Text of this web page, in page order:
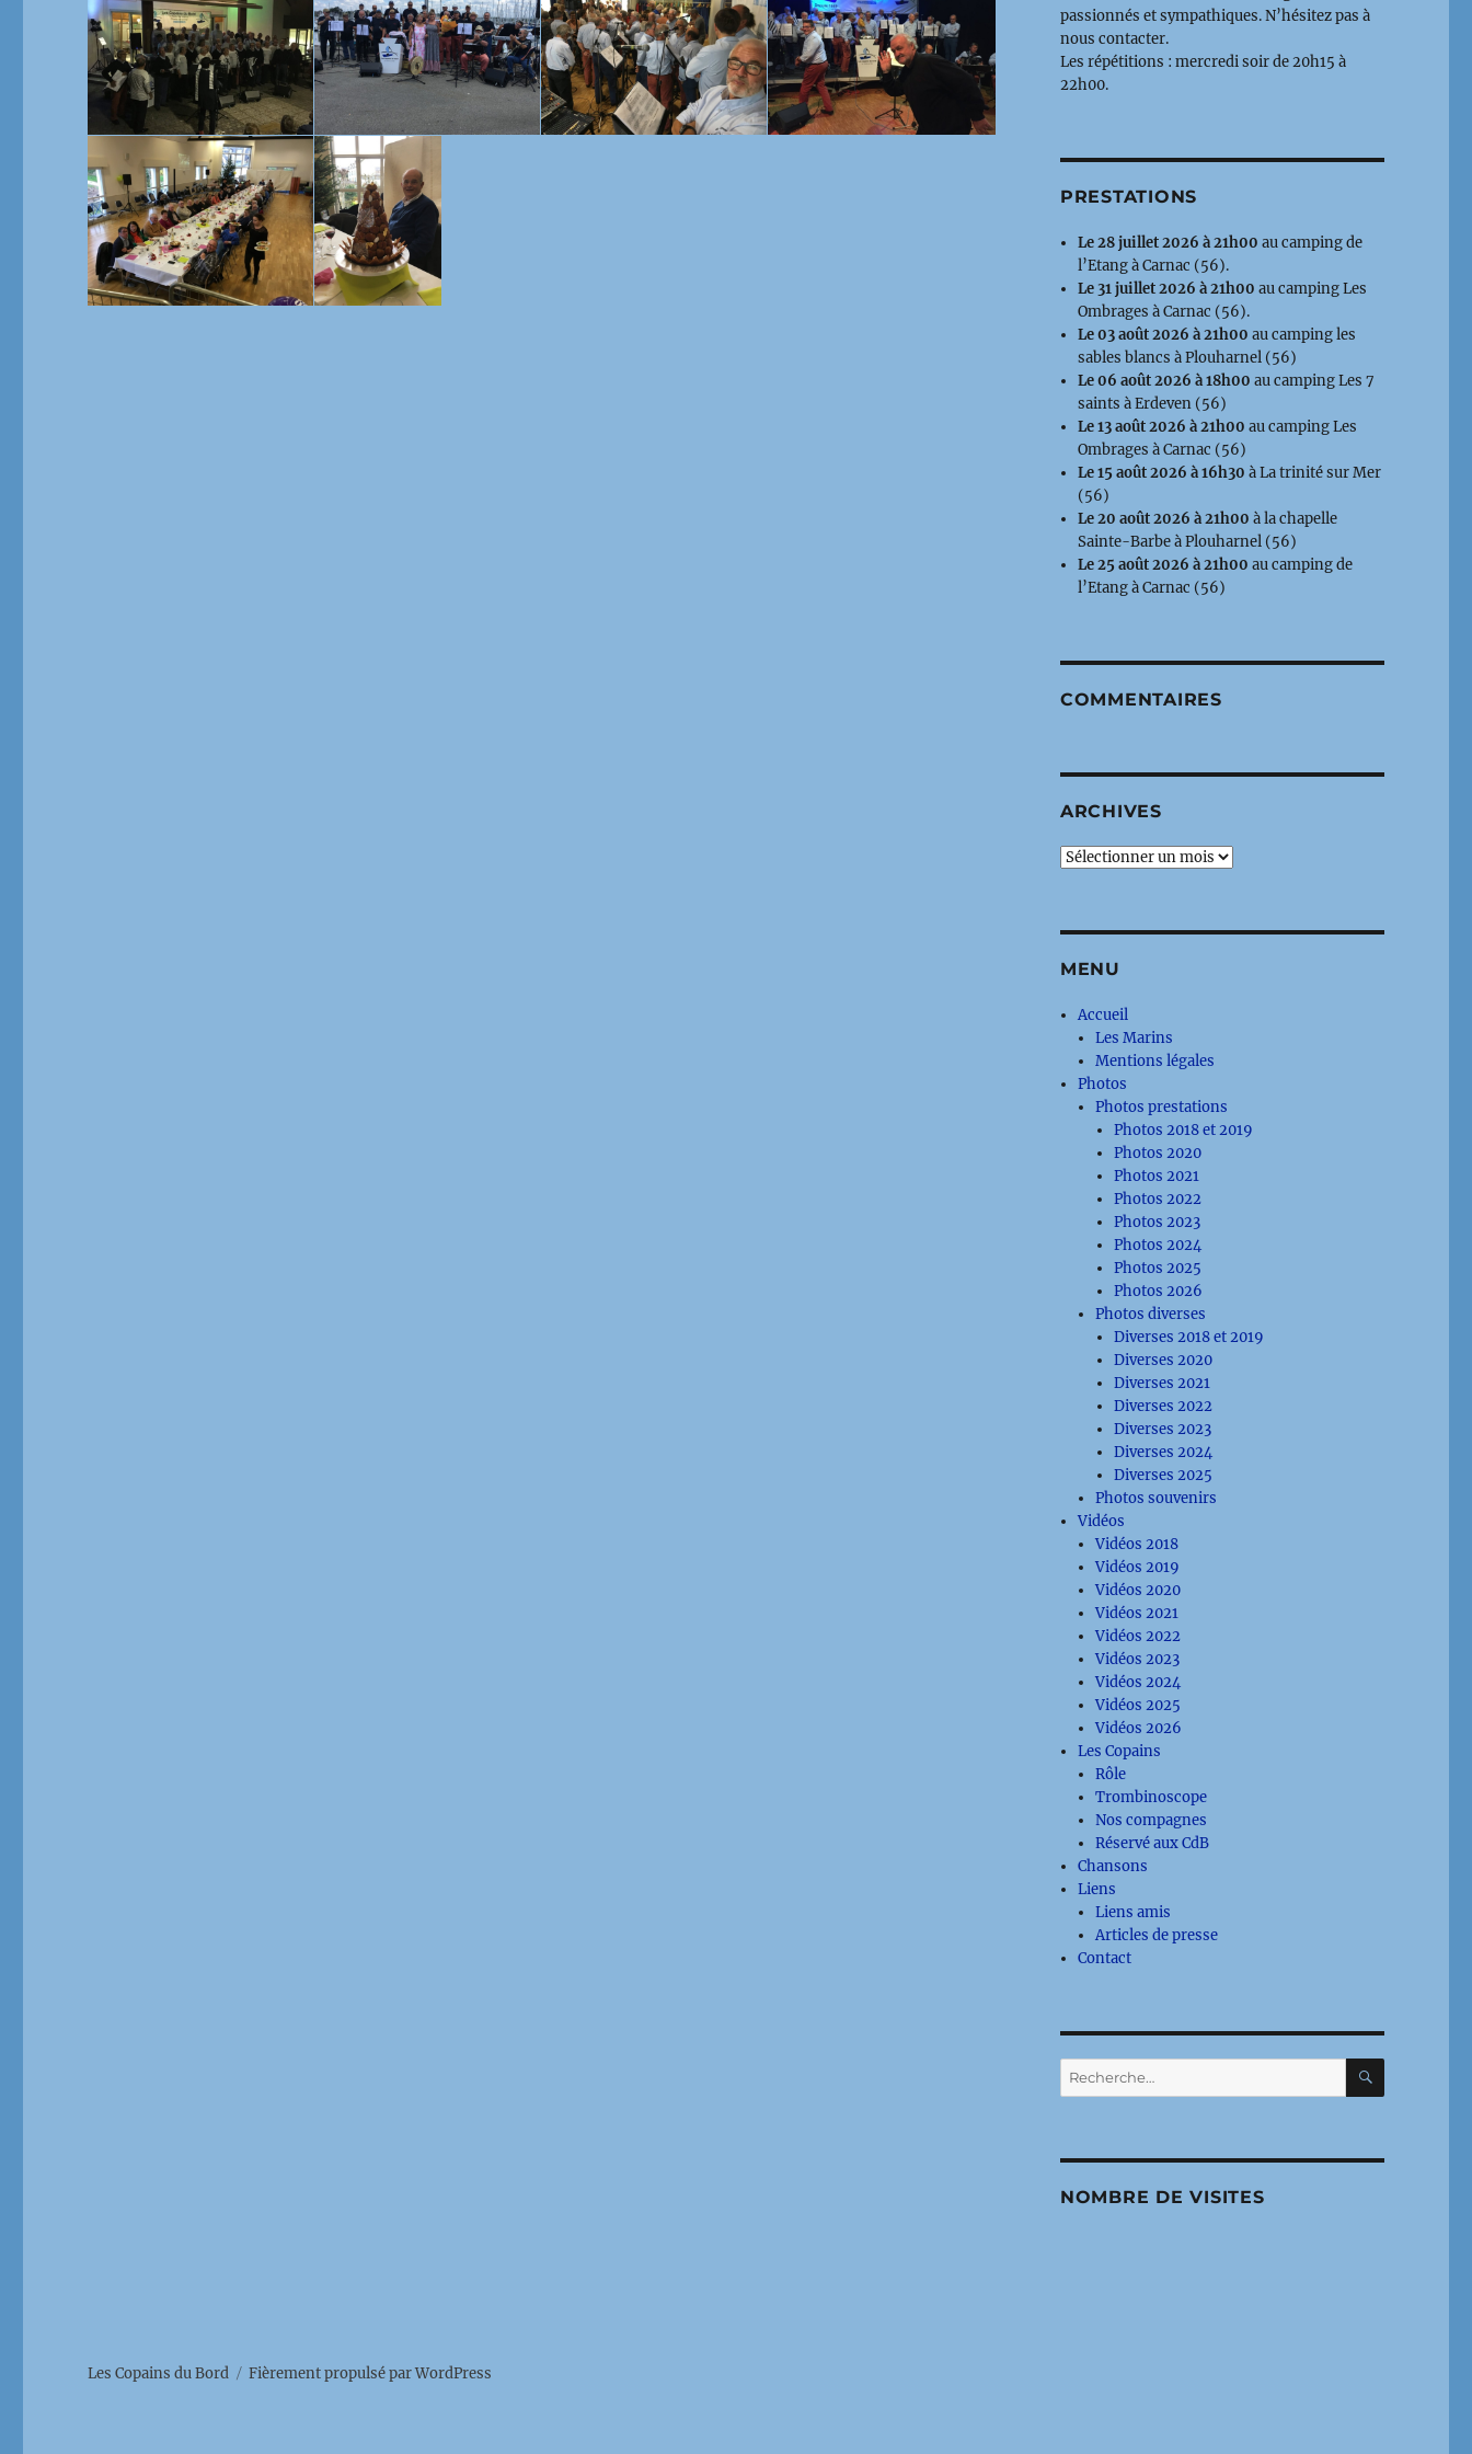
passionnés et sympathiques. N’hésitez pas à
nous contacter.
Les répétitions : mercredi soir de 20h15 à
22h00.
PRESTATIONS
Le 28 juillet 2026 à 21h00 au camping de
l’Etang à Carnac (56).
Le 31 juillet 2026 à 21h00 au camping Les
Ombrages à Carnac (56).
Le 03 août 2026 à 21h00 au camping les
sables blancs à Plouharnel (56)
Le 06 août 2026 à 18h00 au camping Les 7
saints à Erdeven (56)
Le 13 août 2026 à 21h00 au camping Les
Ombrages à Carnac (56)
Le 15 août 2026 à 16h30 à La trinité sur Mer
(56)
Le 20 août 2026 à 21h00 à la chapelle
Sainte-Barbe à Plouharnel (56)
Le 25 août 2026 à 21h00 au camping de
l’Etang à Carnac (56)
COMMENTAIRES
ARCHIVES
Archives
MENU
Accueil
Les Marins
Mentions légales
Photos
Photos prestations
Photos 2018 et 2019
Photos 2020
Photos 2021
Photos 2022
Photos 2023
Photos 2024
Photos 2025
Photos 2026
Photos diverses
Diverses 2018 et 2019
Diverses 2020
Diverses 2021
Diverses 2022
Diverses 2023
Diverses 2024
Diverses 2025
Photos souvenirs
Vidéos
Vidéos 2018
Vidéos 2019
Vidéos 2020
Vidéos 2021
Vidéos 2022
Vidéos 2023
Vidéos 2024
Vidéos 2025
Vidéos 2026
Les Copains
Rôle
Trombinoscope
Nos compagnes
Réservé aux CdB
Chansons
Liens
Liens amis
Articles de presse
Contact
Recherche
pour :
NOMBRE DE VISITES
Les Copains du Bord Fièrement propulsé par WordPress